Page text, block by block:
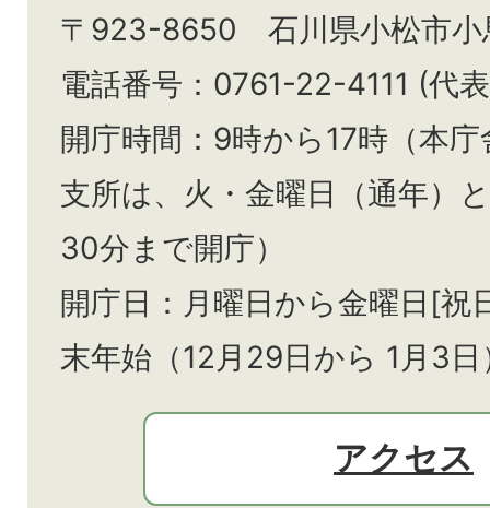
〒923-8650 石川県小松市小
電話番号：0761-22-4111 (代
開庁時間：9時から17時（本
支所は、火・金曜日（通年）と
30分まで開庁）
開庁日：月曜日から金曜日[祝
末年始（12月29日から 1月3
アクセス